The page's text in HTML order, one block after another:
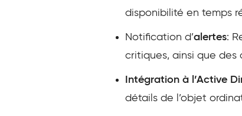
disponibilité en temps
Notification d’alertes:
critiques, ainsi que des
Intégration à l’Active
détails de l’objet